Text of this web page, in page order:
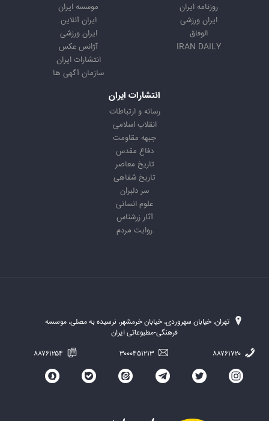
روزنامه ایران
ایران ورزشی
الوفاق
IRAN DAILY
موسسه ایران
ایران آنلاین
ایران ورزشی
آژانس عکس
انتشارات ایران
سازمان آگهی ها
انتشارات ایران
رسانه و ارتباطات
انقلاب اسلامی
جبهه مقاومت
دفاع مقدس
تاریخ معاصر
تاریخ شفاهی
سر دلبران
علوم انسانی
آثار زرشناس
روایت مردم
تهران، خیابان سهروردی، خیابان خرمشهر، نرسیده به مصلی، موسسه
فرهنگی-مطبوعاتی ایران